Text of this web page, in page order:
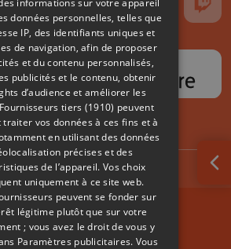
nous sur Instagram
Suivez-nous sur TikTokSuivez-nous sur YouTube
Suivez-nous
informations sur votre appareil
données personnelles, telles que
IP, des identifiants uniques et
de navigation, afin de proposer
et du contenu personnalisés,
publicités et le contenu, obtenir
d’audience et améliorer les
Fournisseurs tiers (1910) peuvent
vos données à ces fins et à
en utilisant des données
précises et des
de l’appareil. Vos choix
uniquement à ce site web.
peuvent se fonder sur
légitime plutôt que sur votre
; vous avez le droit de vous y
Paramètres publicitaires. Vous